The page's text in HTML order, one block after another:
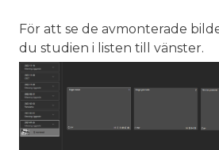
För att se de avmonterade
du studien i listen till vänster.